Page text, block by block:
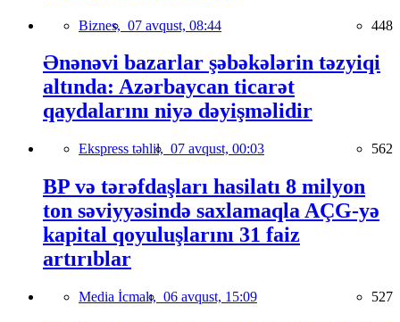
Biznes, 07 avqust, 08:44 448
Ənənəvi bazarlar şəbəkələrin təzyiqi
altında: Azərbaycan ticarət
qaydalarını niyə dəyişməlidir
Ekspress təhlil, 07 avqust, 00:03 562
BP və tərəfdaşları hasilatı 8 milyon
ton səviyyəsində saxlamaqla AÇG-yə
kapital qoyuluşlarını 31 faiz
artırıblar
Media İcmalı, 06 avqust, 15:09 527